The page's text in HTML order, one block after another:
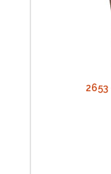
2653